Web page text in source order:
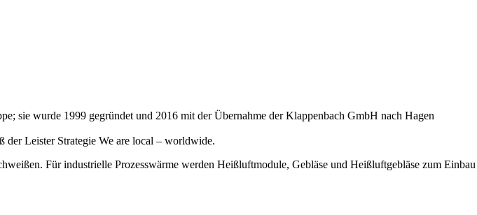
sie wurde 1999 gegründet und 2016 mit der Übernahme der Klappenbach GmbH nach Hagen
der Leister Strategie We are local – worldwide.
Für industrielle Prozesswärme werden Heißluftmodule, Gebläse und Heißluftgebläse zum Einbau